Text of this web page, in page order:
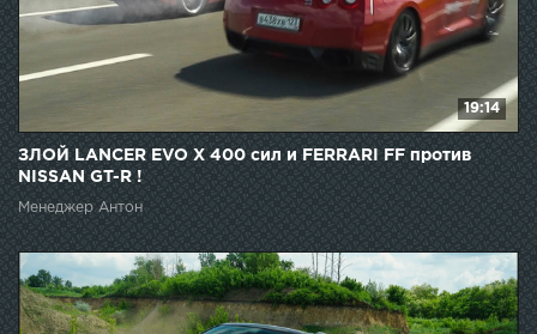
19:14
ЗЛОЙ LANCER EVO X 400 сил и FERRARI FF против
NISSAN GT-R !
Менеджер Антон